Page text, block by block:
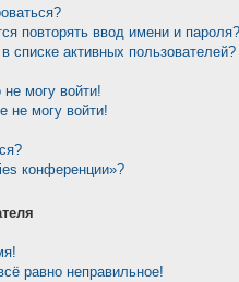
повторять ввод имени и пароля?
списке активных пользователей?
не могу войти!
не могу войти!
конференции»?
равно неправильное!